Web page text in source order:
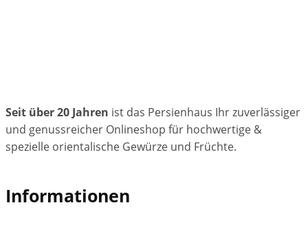
Seit über 20 Jahren ist das Persienhaus Ihr zuverlässiger
und genussreicher Onlineshop für hochwertige &
spezielle orientalische Gewürze und Früchte.
Informationen